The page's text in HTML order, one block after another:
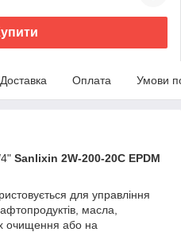
Доставка Оплата Умови
Sanlixin 2W-200-20C EPDM
для управління
масла,
очищення або на